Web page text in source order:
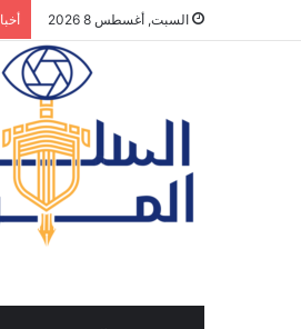
السبت, أغسطس 8 2026